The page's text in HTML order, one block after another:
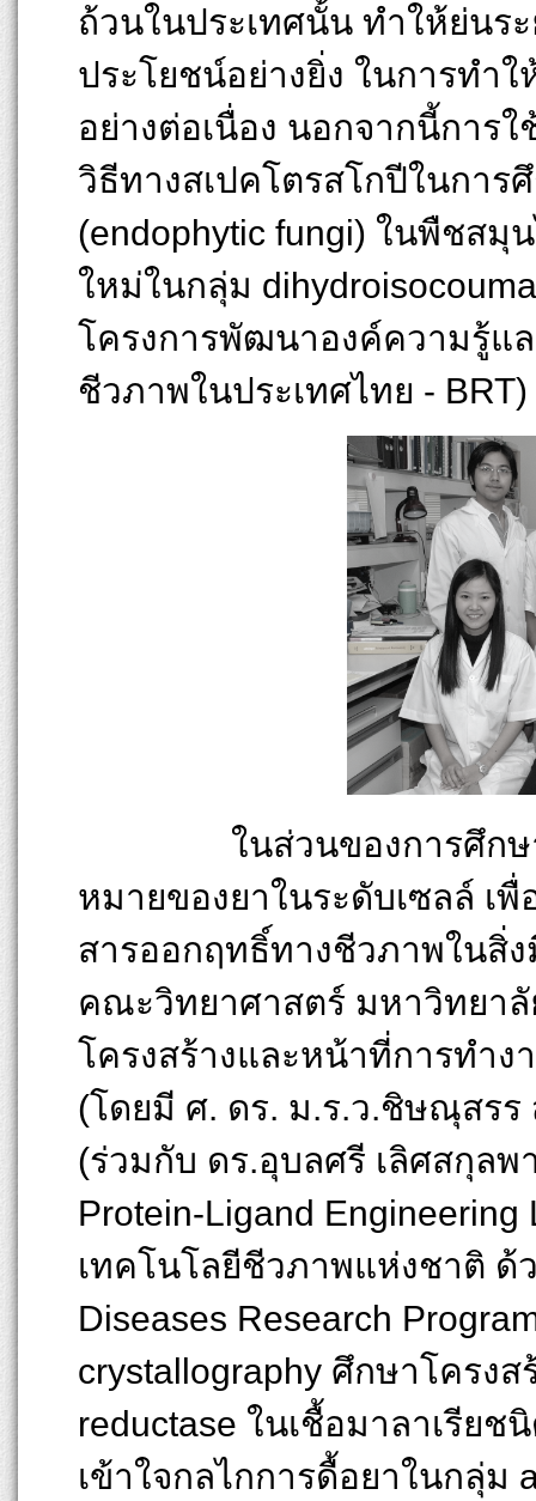
ถ้วนในประเทศนั้น ทำให้ย่นร
ประโยชน์อย่างยิ่ง ในการทำ
อย่างต่อเนื่อง นอกจากนี้การ
วิธีทางสเปคโตรสโกปีในการ
(endophytic fungi) ในพืชสมุ
ใหม่ในกลุ่ม
โครงการพัฒนาองค์ความรู้แ
ชีวภาพในประเทศไทย - BRT)
ในส่วนของการศึกษาโค
หมายของยาในระดับเซลล์ เ
สารออกฤทธิ์ทางชีวภาพในสิ่
คณะวิทยาศาสตร์ มหาวิทยาลั
โครงสร้างและหน้าที่การทำ
(โดยมี ศ. ดร. ม.ร.ว.ชิษณุสร
(ร่วมกับ ดร.อุบลศรี เลิศสกุล
Protein-Ligand
เทคโนโลยีชีวภาพแห่งชาติ ด้
Diseases Research
crystallography ศึกษาโครง
reductase ในเชื้อมาลาเรีย
เข้าใจกลไกการดื้อยาในกลุ่ม